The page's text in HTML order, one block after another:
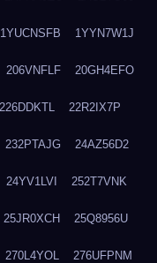
1YUCNSFB 1YYN7W1J
206VNFLF 20GH4EFO
226DDKTL 22R2IX7P
232PTAJG 24AZ56D2
24YV1LVI 252T7VNK
25JR0XCH 25Q8956U
270L4YOL 276UFPNM